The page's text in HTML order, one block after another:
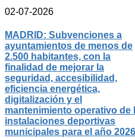
02-07-2026
MADRID: Subvenciones a
ayuntamientos de menos de
2.500 habitantes, con la
finalidad de mejorar la
seguridad, accesibilidad,
eficiencia energética,
digitalización y el
mantenimiento operativo de
instalaciones deportivas
municipales para el año 2026